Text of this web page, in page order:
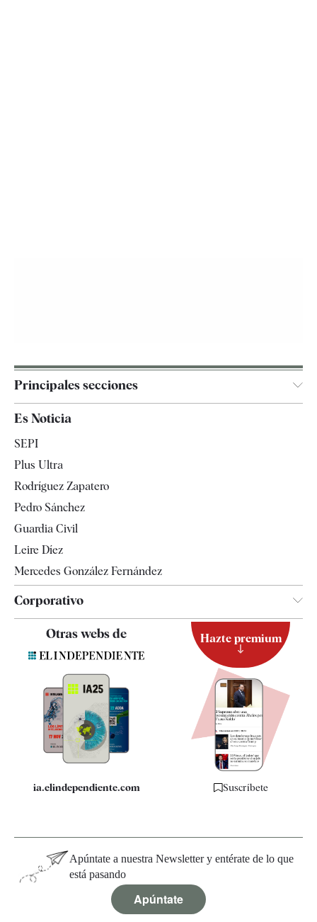
Principales secciones
España
Televisión
Es Noticia
SEPI
Plus Ultra
Rodríguez Zapatero
Pedro Sánchez
Guardia Civil
Leire Díez
Mercedes González Fernández
Corporativo
Contacto
Quiénes somos
Especificaciones
Otras webs de
ia.elindependiente.com
Hazte premium
Suscríbete
Apúntate a nuestra Newsletter y entérate de lo que
está pasando
Apúntate